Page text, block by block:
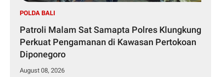
POLDA BALI
Patroli Malam Sat Samapta Polres Klungkung
Perkuat Pengamanan di Kawasan Pertokoan
Diponegoro
August 08, 2026